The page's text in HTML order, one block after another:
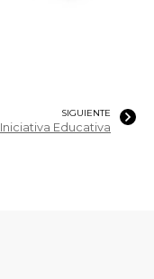
SIGUIENTE
Iniciativa Educativa